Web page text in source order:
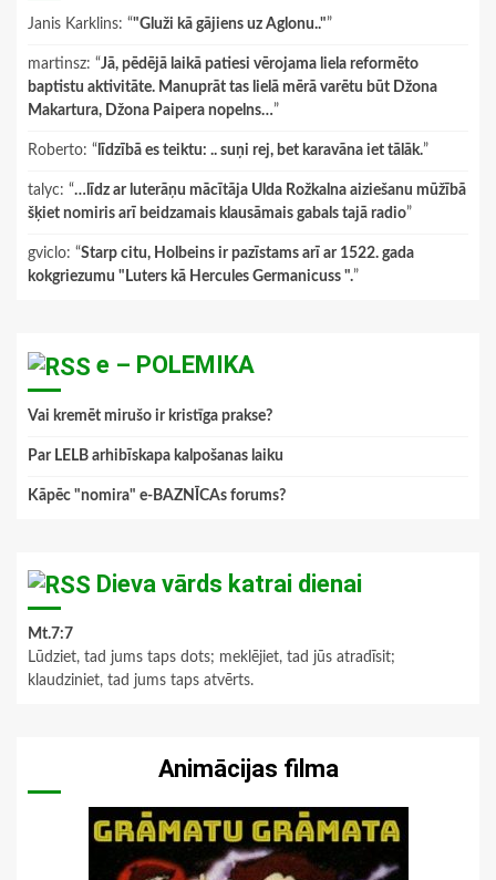
Janis Karklins: “"Gluži kā gājiens uz Aglonu.."”
martinsz: “Jā, pēdējā laikā patiesi vērojama liela reformēto
baptistu aktivitāte. Manuprāt tas lielā mērā varētu būt Džona
Makartura, Džona Paipera nopelns…”
Roberto: “ līdzībā es teiktu: .. suņi rej, bet karavāna iet tālāk.”
talyc: “…līdz ar luterāņu mācītāja Ulda Rožkalna aiziešanu mūžībā
šķiet nomiris arī beidzamais klausāmais gabals tajā radio”
gviclo: “Starp citu, Holbeins ir pazīstams arī ar 1522. gada
kokgriezumu "Luters kā Hercules Germanicuss ".”
e – POLEMIKA
Vai kremēt mirušo ir kristīga prakse?
Par LELB arhibīskapa kalpošanas laiku
Kāpēc "nomira" e-BAZNĪCAs forums?
Dieva vārds katrai dienai
Mt.7:7
Lūdziet, tad jums taps dots; meklējiet, tad jūs atradīsit;
klaudziniet, tad jums taps atvērts.
Animācijas filma